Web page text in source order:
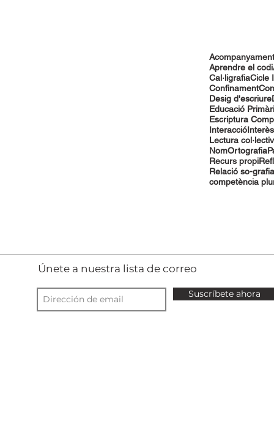
Acompanyament
Aprendre el codi
Cal·ligrafiaCicle
Confinament
Desig d'escriure
Educació
Escriptura
InteraccióInterès
Lectura
NomOrtografia
Recurs propi
Relació so-grafia
competència
Únete a nuestra lista de correo
Suscríbete ahora